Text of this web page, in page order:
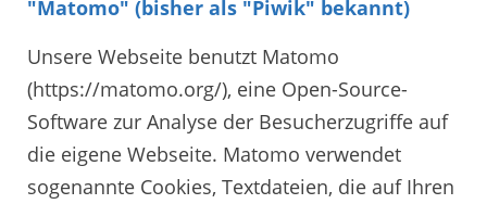
"Matomo" (bisher als "Piwik" bekannt)
Unsere Webseite benutzt Matomo
(https://matomo.org/), eine Open-Source-
Software zur Analyse der Besucherzugriffe auf
die eigene Webseite. Matomo verwendet
sogenannte Cookies, Textdateien, die auf Ihren